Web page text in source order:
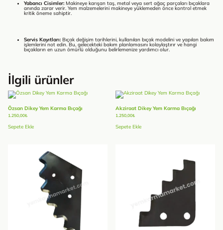
Yabancı Cisimler: Makineye karışan taş, metal veya sert ağaç parçaları bıçaklara
anında zarar verir. Yem malzemelerini makineye yüklemeden önce kontrol etmek
kritik öneme sahiptir.
Servis Kayıtları: Bıçak değişim tarihlerini, kullanılan bıçak modelini ve yapılan bakım
işlemlerini not edin. Bu, gelecekteki bakım planlamasını kolaylaştırır ve hangi
bıçakların en uzun ömürlü olduğunu belirlemenize yardımcı olur.
İlgili ürünler
Özsan Dikey Yem Karma Bıçağı
1.250,00₺
Sepete Ekle
Akziraat Dikey Yem Karma Bıçağı
1.250,00₺
Sepete Ekle